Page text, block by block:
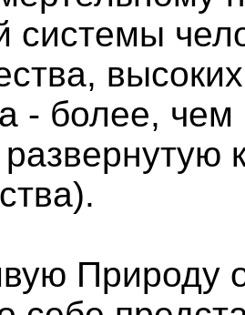
системы
- более,
Природу